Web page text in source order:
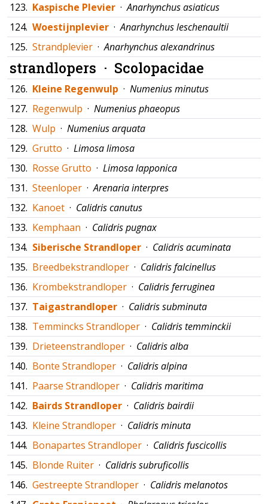
123. Kaspische Plevier ·Anarhynchus asiaticus
124. Woestijnplevier ·Anarhynchus leschenaultii
125. Strandplevier ·Anarhynchus alexandrinus
strandlopers · Scolopacidae
126. Kleine Regenwulp · Numenius minutus
127. Regenwulp · Numenius phaeopus
128. Wulp · Numenius arquata
129. Grutto · Limosa limosa
130. Rosse Grutto · Limosa lapponica
131. Steenloper ·Arenaria interpres
132. Kanoet · Calidris canutus
133. Kemphaan · Calidris pugnax
134. Siberische Strandloper · Calidris acuminata
135. Breedbekstrandloper · Calidris falcinellus
136. Krombekstrandloper · Calidris ferruginea
137. Taigastrandloper · Calidris subminuta
138. Temmincks Strandloper · Calidris temminckii
139. Drieteenstrandloper · Calidris alba
140. Bonte Strandloper · Calidris alpina
141. Paarse Strandloper · Calidris maritima
142. Bairds Strandloper · Calidris bairdii
143. Kleine Strandloper · Calidris minuta
144. Bonapartes Strandloper · Calidris fuscicollis
145. Blonde Ruiter · Calidris subruficollis
146. Gestreepte Strandloper · Calidris melanotos